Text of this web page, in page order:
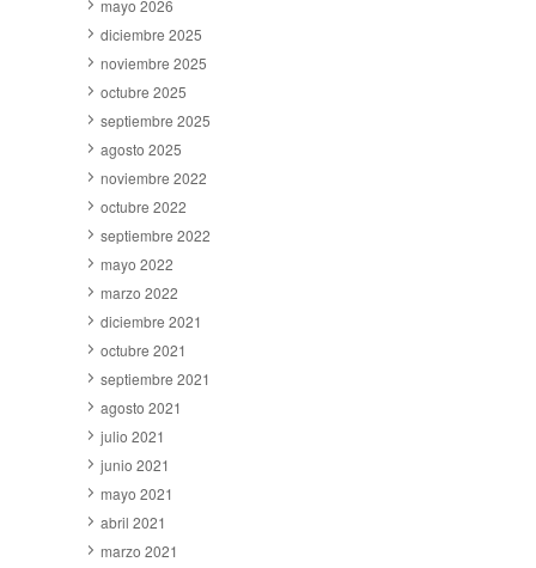
mayo 2026
diciembre 2025
noviembre 2025
octubre 2025
septiembre 2025
agosto 2025
noviembre 2022
octubre 2022
septiembre 2022
mayo 2022
marzo 2022
diciembre 2021
octubre 2021
septiembre 2021
agosto 2021
julio 2021
junio 2021
mayo 2021
abril 2021
marzo 2021